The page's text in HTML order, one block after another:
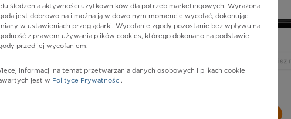
ochrony zdrowia
śledzenia aktywności użytkowników dla potrzeb marketingowych. Wyrażona
jest dobrowolna i można ją w dowolnym momencie wycofać, dokonując
w ustawieniach przeglądarki. Wycofanie zgody pozostanie bez wpływu na
z prawem używania plików cookies, którego dokonano na podstawie
przed jej wycofaniem.
informacji na temat przetwarzania danych osobowych i plikach cookie
jest w Polityce Prywatności.